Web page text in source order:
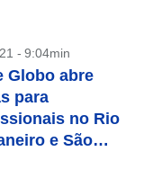
- 9:04min
Globo abre
para
no Rio
e São